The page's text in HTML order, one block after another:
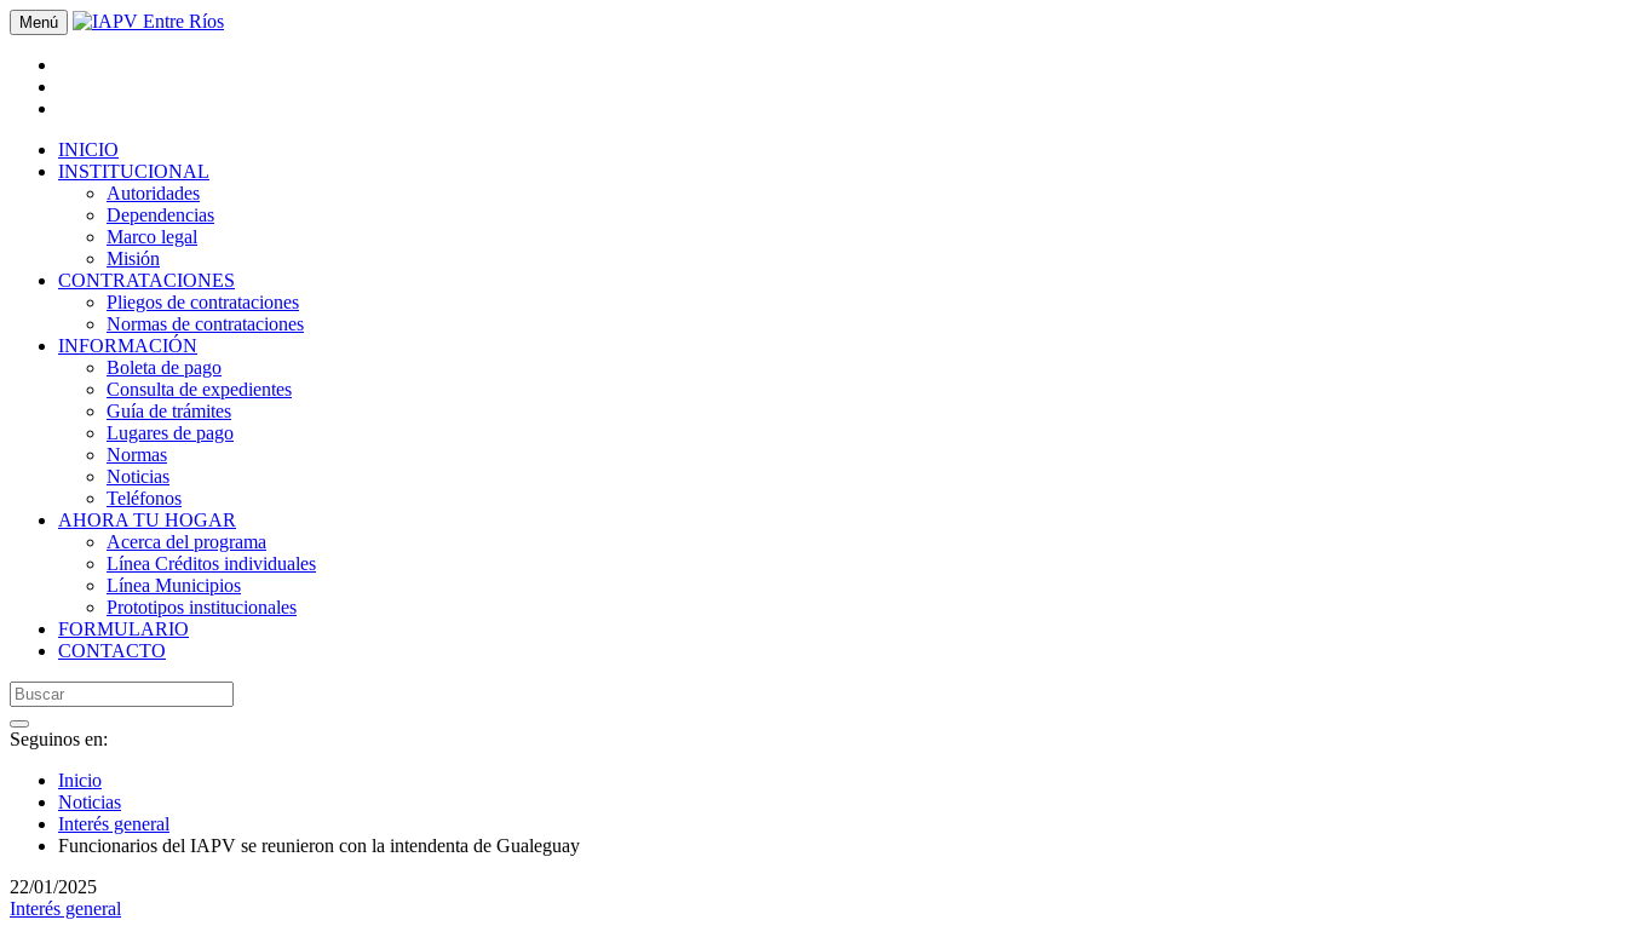
Menú
INICIO
INSTITUCIONAL
Autoridades
Dependencias
Marco legal
Misión
CONTRATACIONES
Pliegos de contrataciones
Normas de contrataciones
INFORMACIÓN
Boleta de pago
Consulta de expedientes
Guía de trámites
Lugares de pago
Normas
Noticias
Teléfonos
AHORA TU HOGAR
Acerca del programa
Línea Créditos individuales
Línea Municipios
Prototipos institucionales
FORMULARIO
CONTACTO
Seguinos en:
Inicio
Noticias
Interés general
Funcionarios del IAPV se reunieron con la intendenta de Gualeguay
22/01/2025
Interés general